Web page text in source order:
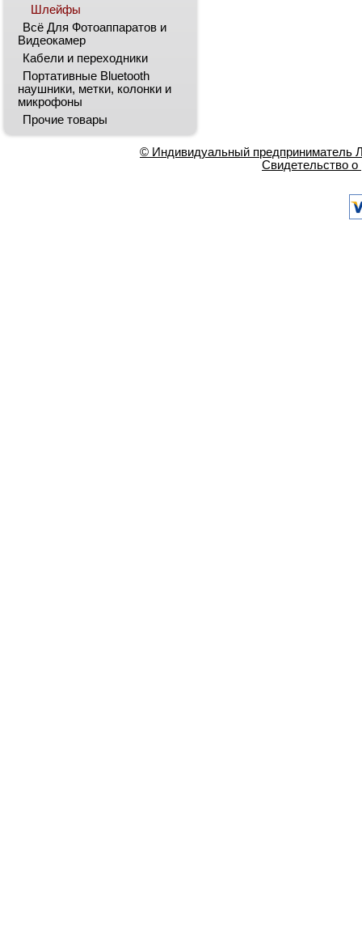
Шлейфы
Всё Для Фотоаппаратов и
Видеокамер
Кабели и переходники
Портативные Bluetooth
наушники, метки, колонки и
микрофоны
Прочие товары
© Индивидуальный предприниматель
Свидетельство